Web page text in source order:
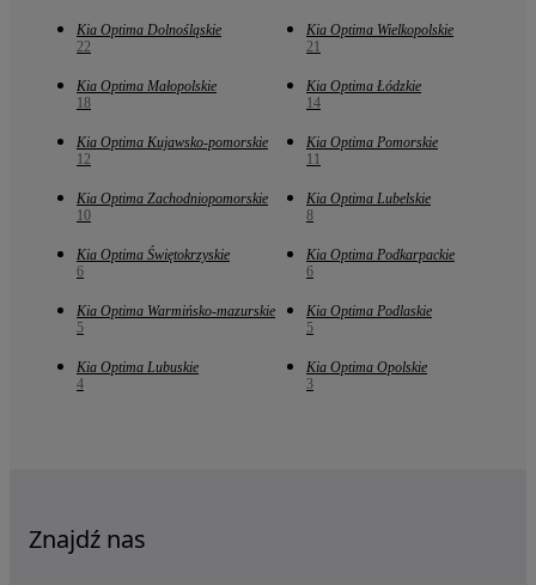
Kia Optima Dolnośląskie
22
Kia Optima Wielkopolskie
21
Kia Optima Małopolskie
18
Kia Optima Łódzkie
14
Kia Optima Kujawsko-pomorskie
12
Kia Optima Pomorskie
11
Kia Optima Zachodniopomorskie
10
Kia Optima Lubelskie
8
Kia Optima Świętokrzyskie
6
Kia Optima Podkarpackie
6
Kia Optima Warmińsko-mazurskie
5
Kia Optima Podlaskie
5
Kia Optima Lubuskie
4
Kia Optima Opolskie
3
Znajdź nas